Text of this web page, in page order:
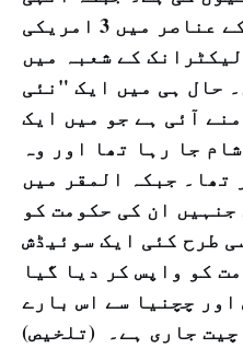
گرفتار شدہ "داعش” کے عناصر میں 3 امریکی
کے شعبہ میں
حال ہی میں ایک "نئی
آئی ہے جو میں ایک
جا رہا تھا اور وہ
تھا۔ جبکہ المقر میں
ان کی حکومت کو
طرح کئی ایک سوئیڈش
کو واپس کر دیا گیا
چچنیا سے اس بارے
چیت جاری ہے۔ (تلخیص)